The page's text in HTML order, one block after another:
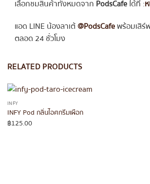
เลือกชมสินค้าทั้งหมดจาก PodsCafeได้ที่ :
แอด LINE น้องลาเต้@PodsCafeพร้อมเสิร์
ตลอด 24 ชั่วโมง
RELATED PRODUCTS
INFY
INFY Pod กลิ่นไอศกรีมเผือก
฿125.00